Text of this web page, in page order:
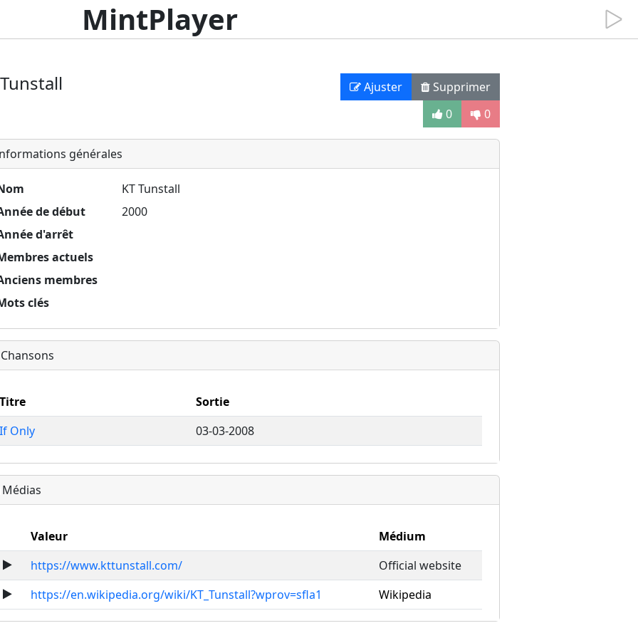
MintPlayer
Ajuster
Supprimer
0
0
générales
KT Tunstall
de début
2000
d'arrêt
actuels
membres
clés
Chansons
Titre
Sortie
If Only
03-03-2008
Médias
Valeur
Médium
https://www.kttunstall.com/
Official website
https://en.wikipedia.org/wiki/KT_Tunstall?wprov=sfla1
Wikipedia